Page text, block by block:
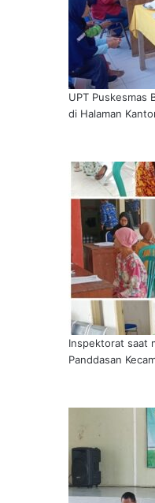
UPT Puskesmas
di Halaman
Inspektorat saat
Panddasan